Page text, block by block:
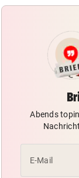
Abends
E-Mail